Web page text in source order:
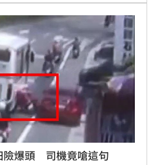
示，整個過程驚險萬分，詳細
險爆頭 司機竟嗆這句